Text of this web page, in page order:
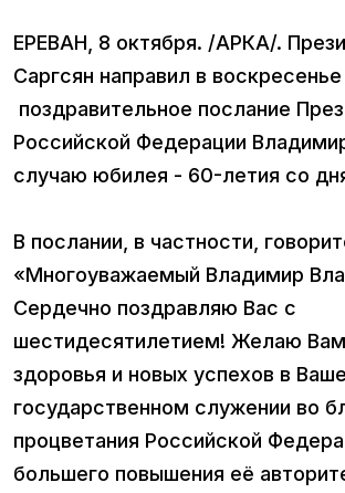
ЕРЕВАН, 8 октября. /АРКА/.
Саргсян направил в воскресенье
поздравительное послание
Российской Федерации
случаю юбилея - 60-летия со
В послании, в частности,
«Многоуважаемый Владимир
Сердечно поздравляю Вас с
шестидесятилетием! Желаю
здоровья и новых успехов в
государственном служении во
процветания Российской
большего повышения её